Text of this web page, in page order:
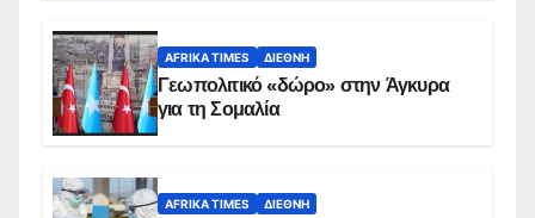
AFRIKA TIMES ΔΙΕΘΝΉ
Γεωπολιτικό «δώρο» στην Άγκυρα
για τη Σομαλία
AFRIKA TIMES ΔΙΕΘΝΉ